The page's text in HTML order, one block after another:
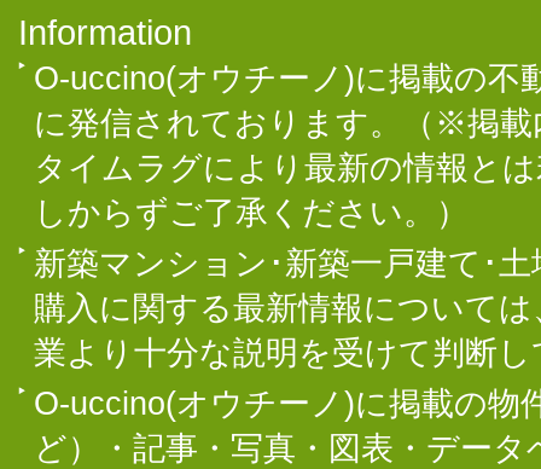
Information
O-uccino(オウチーノ)に掲載の不
に発信されております。（※掲
タイムラグにより最新の情報と
しからずご了承ください。）
新築マンション･新築一戸建て･
購入に関する最新情報について
業より十分な説明を受けて判断
O-uccino(オウチーノ)に掲載の物
ど）・記事・写真・図表・デー